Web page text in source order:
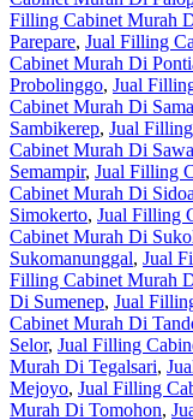
Filling Cabinet Murah
Parepare, Jual Filling
Cabinet Murah Di
Probolinggo, Jual
Cabinet Murah Di
Sambikerep, Jual
Cabinet Murah Di
Semampir, Jual Filling
Cabinet Murah Di
Simokerto, Jual Filling
Cabinet Murah Di
Sukomanunggal, Jual
Filling Cabinet Murah
Di Sumenep, Jual
Cabinet Murah Di
Selor, Jual Filling
Murah Di Tegalsari,
Mejoyo, Jual Filling
Murah Di Tomohon,